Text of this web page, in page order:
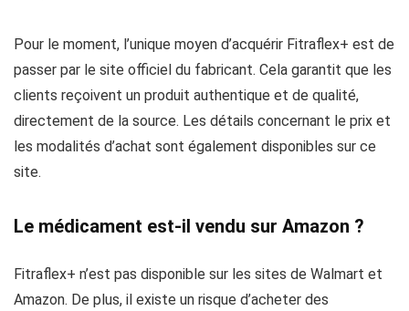
Pour le moment, l’unique moyen d’acquérir Fitraflex+ est de
passer par le site officiel du fabricant. Cela garantit que les
clients reçoivent un produit authentique et de qualité,
directement de la source. Les détails concernant le prix et
les modalités d’achat sont également disponibles sur ce
site.
Le médicament est-il vendu sur Amazon ?
Fitraflex+ n’est pas disponible sur les sites de Walmart et
Amazon. De plus, il existe un risque d’acheter des